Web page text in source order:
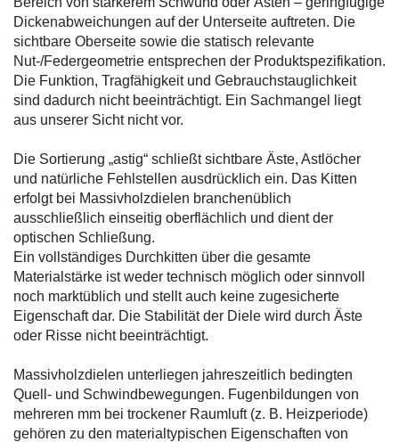
Dickenabweichungen auf der Unterseite auftreten. Die
sichtbare Oberseite sowie die statisch relevante
Nut-/Federgeometrie entsprechen der Produktspezifikation.
Die Funktion, Tragfähigkeit und Gebrauchstauglichkeit
sind dadurch nicht beeinträchtigt. Ein Sachmangel liegt
aus unserer Sicht nicht vor.
Die Sortierung „astig“ schließt sichtbare Äste, Astlöcher
und natürliche Fehlstellen ausdrücklich ein. Das Kitten
erfolgt bei Massivholzdielen branchenüblich
ausschließlich einseitig oberflächlich und dient der
optischen Schließung.
Ein vollständiges Durchkitten über die gesamte
Materialstärke ist weder technisch möglich oder sinnvoll
noch marktüblich und stellt auch keine zugesicherte
Eigenschaft dar. Die Stabilität der Diele wird durch Äste
oder Risse nicht beeinträchtigt.
Massivholzdielen unterliegen jahreszeitlich bedingten
Quell- und Schwindbewegungen. Fugenbildungen von
mehreren mm bei trockener Raumluft (z. B. Heizperiode)
gehören zu den materialtypischen Eigenschaften von